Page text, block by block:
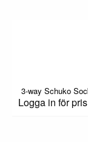
3-way Schuko
Logga in för pris